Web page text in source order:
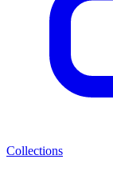
Collections